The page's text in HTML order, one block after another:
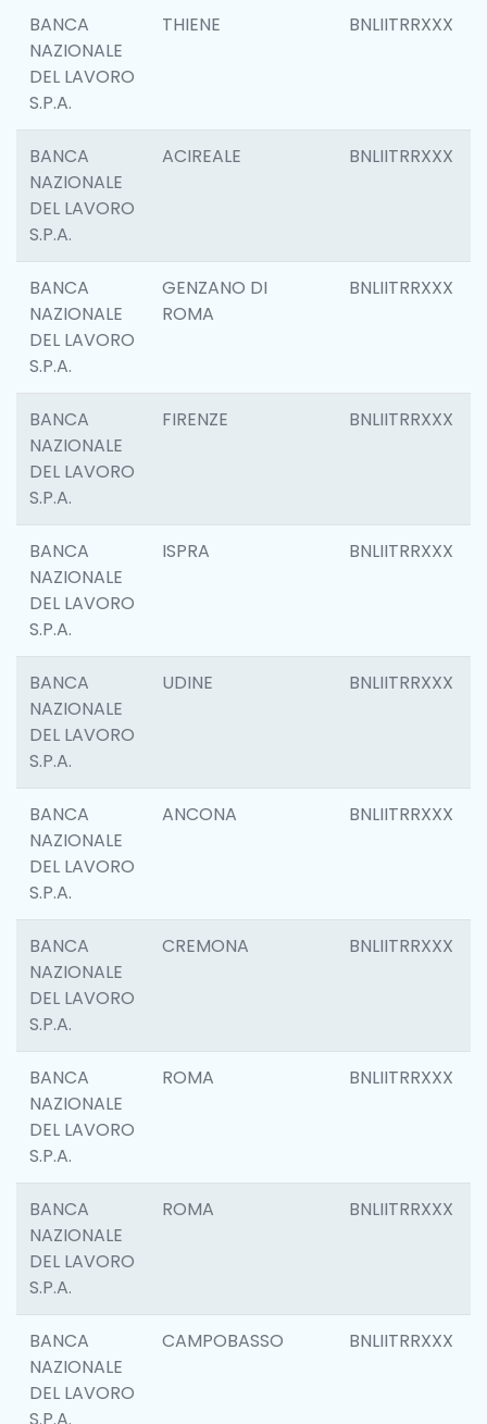
BANCA
NAZIONALE
DEL LAVORO
S.P.A.
THIENE BNLIITRRXXX
BANCA
NAZIONALE
DEL LAVORO
S.P.A.
ACIREALE BNLIITRRXXX
BANCA
NAZIONALE
DEL LAVORO
S.P.A.
GENZANO DI
ROMA
BNLIITRRXXX
BANCA
NAZIONALE
DEL LAVORO
S.P.A.
FIRENZE BNLIITRRXXX
BANCA
NAZIONALE
DEL LAVORO
S.P.A.
ISPRA BNLIITRRXXX
BANCA
NAZIONALE
DEL LAVORO
S.P.A.
UDINE BNLIITRRXXX
BANCA
NAZIONALE
DEL LAVORO
S.P.A.
ANCONA BNLIITRRXXX
BANCA
NAZIONALE
DEL LAVORO
S.P.A.
CREMONA BNLIITRRXXX
BANCA
NAZIONALE
DEL LAVORO
S.P.A.
ROMA BNLIITRRXXX
BANCA
NAZIONALE
DEL LAVORO
S.P.A.
ROMA BNLIITRRXXX
BANCA
NAZIONALE
DEL LAVORO
CAMPOBASSO BNLIITRRXXX